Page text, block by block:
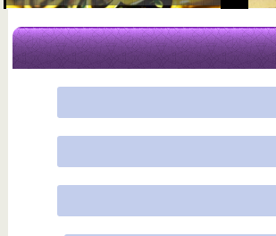
29 اسفند 03